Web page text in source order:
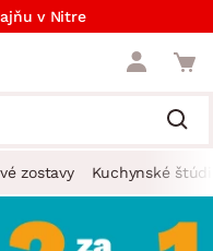
v Nitre
zostavy Kuchynské